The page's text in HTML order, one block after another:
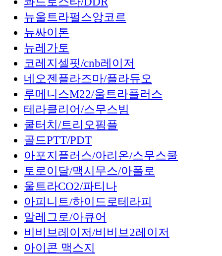
뉴울트라펄스앙코르
뉴싸이톤
뉴레가토
코레지셀핏/cnb레이저
네오젠플라즈마/플라듀오
루메니스M22/울트라플러스
테라클리어/스무스빔
쿨터치/트리오핌플
골드PTT/PDT
아포지플러스/아리온/스무스쿨
토로이달/맥시무스/아폴로
울트라CO2/파티나
아피니트/하이드로테라피
알레그로/아큐어
비비브레이저/비비브2레이저
아이콘 맥스지